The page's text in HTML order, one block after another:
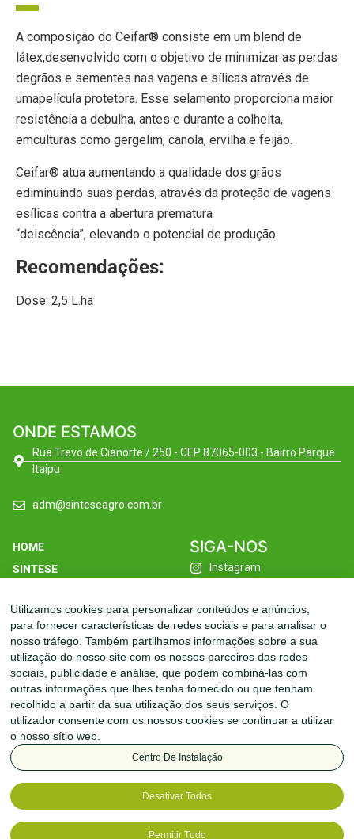
A composição do Ceifar® consiste em um blend de
látex,desenvolvido com o objetivo de minimizar as perdas
degrãos e sementes nas vagens e sílicas através de
umapelícula protetora. Esse selamento proporciona maior
resistência a debulha, antes e durante a colheita,
emculturas como gergelim, canola, ervilha e feijão.
Ceifar® atua aumentando a qualidade dos grãos
ediminuindo suas perdas, através da proteção de vagens
esílicas contra a abertura prematura
“deiscência”, elevando o potencial de produção.
Recomendações:
Dose: 2,5 L.ha
ONDE ESTAMOS
Rua Trevo de Cianorte / 250 - CEP 87065-003 - Bairro Parque
Itaipu
adm@sinteseagro.com.br
HOME
SINTESE
LINHAS
SUSTENTABILIDADE
INOVAÇÃO
CONTATO
SIGA-NOS
Instagram
Linkedin
Youtube
Utilizamos cookies para personalizar conteúdos e anúncios,
para fornecer características de redes sociais e para analisar o
nosso tráfego. Também partilhamos informações sobre a sua
utilização do nosso site com os nossos parceiros das redes
sociais, publicidade e análise, que podem combiná-las com
outras informações que lhes tenha fornecido ou que tenham
recolhido a partir da sua utilização dos seus serviços. O
utilizador consente com os nossos cookies se continuar a utilizar
o nosso sítio web.
Centro De Instalação
Desativar Todos
Permitir Tudo